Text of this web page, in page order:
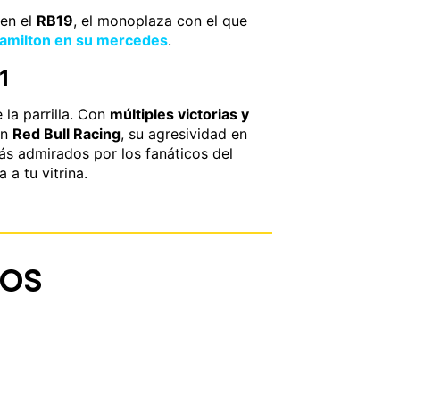
el RB19, el monoplaza con el que
en su mercedes.
la parrilla. Con múltiples victorias y
Red Bull Racing, su agresividad en
admirados por los fanáticos del
a tu vitrina.